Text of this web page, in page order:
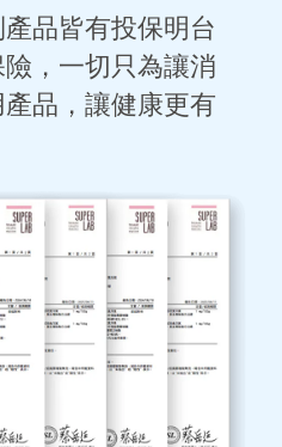
品皆有投保明台
，一切只為讓消
品，讓健康更有